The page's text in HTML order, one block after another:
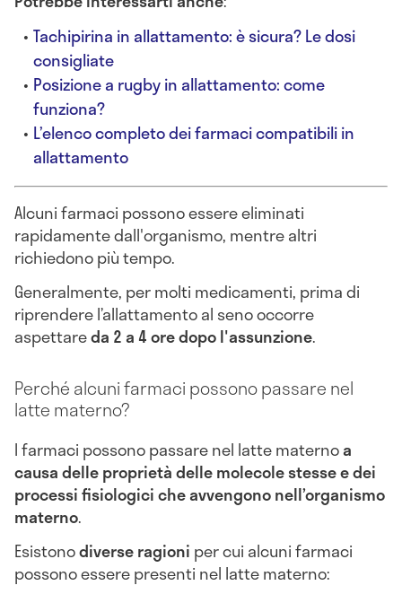
Tachipirina in allattamento: è sicura? Le dosi
consigliate
Posizione a rugby in allattamento: come
funziona?
L’elenco completo dei farmaci compatibili in
allattamento
Alcuni farmaci possono essere eliminati
rapidamente dall'organismo, mentre altri
richiedono più tempo.
Generalmente, per molti medicamenti, prima di
riprendere l’allattamento al seno occorre
aspettareda 2 a 4 ore dopo l'assunzione.
Perché alcuni farmaci possono passare nel
latte materno?
I farmaci possono passare nel latte maternoa
causa delle proprietà delle molecole stesse e dei
processi fisiologici che avvengono nell’organismo
materno.
Esistonodiverse ragioni per cui alcuni farmaci
possono essere presenti nel latte materno: